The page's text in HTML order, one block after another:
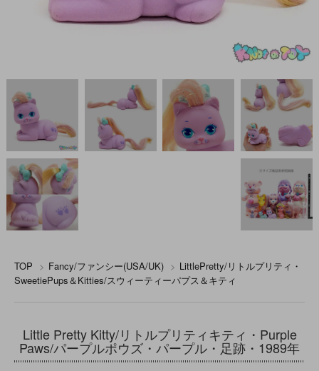
TOP > Fancy/ファンシー(USA/UK) > LittlePretty/リトルプリティ・
SweetiePups＆Kitties/スウィーティーパプス＆キティ
Little Pretty Kitty/リトルプリティキティ・Purple
Paws/パープルポウズ・パープル・足跡・1989年